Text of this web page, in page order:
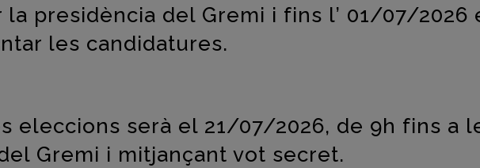
presidència del Gremi i fins l’ 01/07/2026
les candidatures.
eleccions serà el 21/07/2026, de 9h fins a
Gremi i mitjançant vot secret.